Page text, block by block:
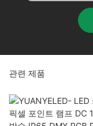
관련 제품